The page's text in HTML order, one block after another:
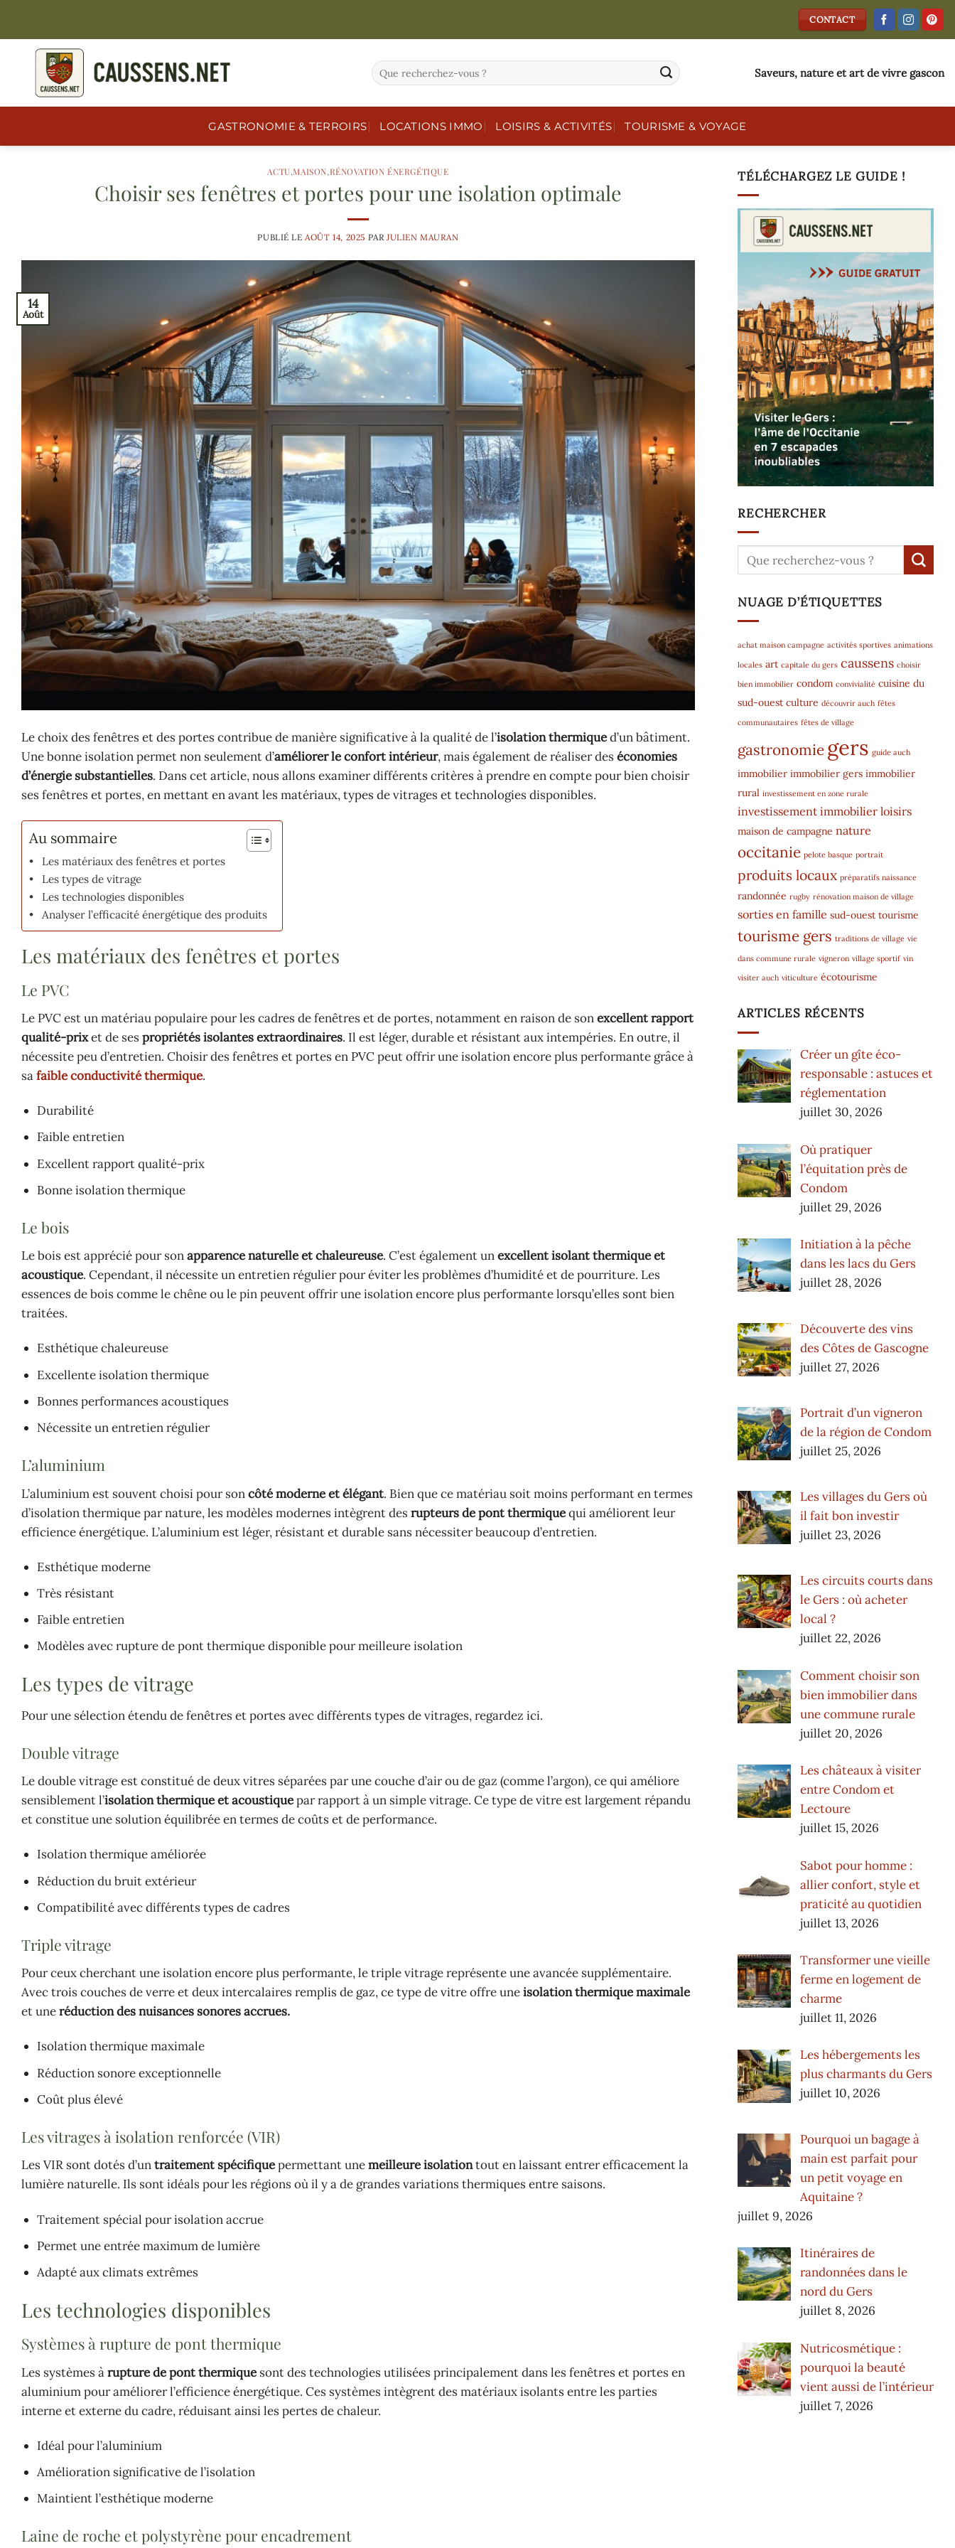
contenu
CONTACT
Saveurs, nature et art de vivre gascon
GASTRONOMIE & TERROIRS LOCATIONS IMMO LOISIRS & ACTIVITÉS TOURISME & VOYAGE
ACTU,MAISON,RÉNOVATION ÉNERGÉTIQUE
Choisir ses fenêtres et portes pour une isolation optimale
PUBLIÉ LE AOÛT 14, 2025 PAR JULIEN MAURAN
14
Août
Le choix des fenêtres et des portes contribue de manière significative à la qualité de l’isolation thermiqued’un bâtiment.
Une bonne isolation permet non seulement d’améliorer le confort intérieur, mais également de réaliser des économies
d’énergie substantielles. Dans cet article, nous allons examiner différents critères à prendre en compte pour bien choisir
ses fenêtres et portes, en mettant en avant les matériaux, types de vitrages et technologies disponibles.
Au sommaire
Les matériaux des fenêtres et portes
Les types de vitrage
Les technologies disponibles
Analyser l’efficacité énergétique des produits
Les matériaux des fenêtres et portes
Le PVC
Le PVC est un matériau populaire pour les cadres de fenêtres et de portes, notamment en raison de sonexcellent rapport
qualité-prixet de ses propriétés isolantes extraordinaires. Il est léger, durable et résistant aux intempéries. En outre, il
nécessite peu d’entretien. Choisir des fenêtres et portes en PVC peut offrir une isolation encore plus performante grâce à
safaible conductivité thermique.
Durabilité
Faible entretien
Excellent rapport qualité-prix
Bonne isolation thermique
Le bois
Le bois est apprécié pour sonapparence naturelle et chaleureuse. C’est également unexcellent isolant thermique et
acoustique. Cependant, il nécessite un entretien régulier pour éviter les problèmes d’humidité et de pourriture. Les
essences de bois comme le chêne ou le pin peuvent offrir une isolation encore plus performante lorsqu’elles sont bien
traitées.
Esthétique chaleureuse
Excellente isolation thermique
Bonnes performances acoustiques
Nécessite un entretien régulier
L’aluminium
L’aluminium est souvent choisi pour soncôté moderne et élégant. Bien que ce matériau soit moins performant en termes
d’isolation thermique par nature, les modèles modernes intègrent des rupteurs de pont thermiquequi améliorent leur
efficience énergétique. L’aluminium est léger, résistant et durable sans nécessiter beaucoup d’entretien.
Esthétique moderne
Très résistant
Faible entretien
Modèles avec rupture de pont thermique disponible pour meilleure isolation
Les types de vitrage
Pour une sélection étendu de fenêtres et portes avec différents types de vitrages, regardez ici.
Double vitrage
Le double vitrage est constitué de deux vitres séparées par une couche d’air ou de gaz (comme l’argon), ce qui améliore
sensiblement l’isolation thermique et acoustiquepar rapport à un simple vitrage. Ce type de vitre est largement répandu
et constitue une solution équilibrée en termes de coûts et de performance.
Isolation thermique améliorée
Réduction du bruit extérieur
Compatibilité avec différents types de cadres
Triple vitrage
Pour ceux cherchant une isolation encore plus performante, le triple vitrage représente une avancée supplémentaire.
Avec trois couches de verre et deux intercalaires remplis de gaz, ce type de vitre offre uneisolation thermique maximale
et uneréduction des nuisances sonores accrues.
Isolation thermique maximale
Réduction sonore exceptionnelle
Coût plus élevé
Les vitrages à isolation renforcée (VIR)
Les VIR sont dotés d’untraitement spécifiquepermettant unemeilleure isolationtout en laissant entrer efficacement la
lumière naturelle. Ils sont idéals pour les régions où il y a de grandes variations thermiques entre saisons.
Traitement spécial pour isolation accrue
Permet une entrée maximum de lumière
Adapté aux climats extrêmes
Les technologies disponibles
Systèmes à rupture de pont thermique
Les systèmes àrupture de pont thermique sont des technologies utilisées principalement dans les fenêtres et portes en
aluminium pour améliorer l’efficience énergétique. Ces systèmes intègrent des matériaux isolants entre les parties
interne et externe du cadre, réduisant ainsi les pertes de chaleur.
Idéal pour l’aluminium
Amélioration significative de l’isolation
Maintient l’esthétique moderne
Laine de roche et polystyrène pour encadrement
TÉLÉCHARGEZ LE GUIDE !
RECHERCHER
NUAGE D’ÉTIQUETTES
achat maison campagne activités sportives animations
locales art capitale du gers caussens choisir
bien immobilier condom convivialité cuisine du
sud-ouest culture découvrir auch fêtes
communautaires fêtes de village
gastronomiegers guide auch
immobilier immobilier gers immobilier
rural investissement en zone rurale
investissement immobilier loisirs
maison de campagne nature
occitanie pelote basque portrait
produits locaux préparatifs naissance
randonnée rugby rénovation maison de village
sorties en famille sud-ouest tourisme
tourisme gers traditions de village vie
dans commune rurale vigneron village sportif vin
visiter auch viticulture écotourisme
ARTICLES RÉCENTS
Créer un gîte éco-
responsable : astuces et
réglementation
juillet 30, 2026
Où pratiquer
l’équitation près de
Condom
juillet 29, 2026
Initiation à la pêche
dans les lacs du Gers
juillet 28, 2026
Découverte des vins
des Côtes de Gascogne
juillet 27, 2026
Portrait d’un vigneron
de la région de Condom
juillet 25, 2026
Les villages du Gers où
il fait bon investir
juillet 23, 2026
Les circuits courts dans
le Gers : où acheter
local ?
juillet 22, 2026
Comment choisir son
bien immobilier dans
une commune rurale
juillet 20, 2026
Les châteaux à visiter
entre Condom et
Lectoure
juillet 15, 2026
Sabot pour homme :
allier confort, style et
praticité au quotidien
juillet 13, 2026
Transformer une vieille
ferme en logement de
charme
juillet 11, 2026
Les hébergements les
plus charmants du Gers
juillet 10, 2026
Pourquoi un bagage à
main est parfait pour
un petit voyage en
Aquitaine ?
juillet 9, 2026
Itinéraires de
randonnées dans le
nord du Gers
juillet 8, 2026
Nutricosmétique :
pourquoi la beauté
vient aussi de l’intérieur
juillet 7, 2026